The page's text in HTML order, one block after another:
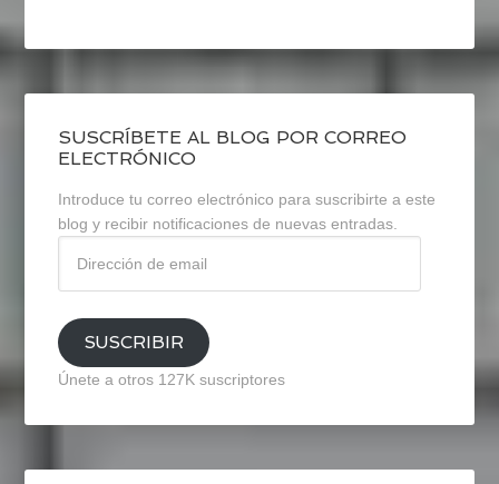
SUSCRÍBETE AL BLOG POR CORREO
ELECTRÓNICO
Introduce tu correo electrónico para suscribirte a este
blog y recibir notificaciones de nuevas entradas.
email
SUSCRIBIR
Únete a otros 127K suscriptores